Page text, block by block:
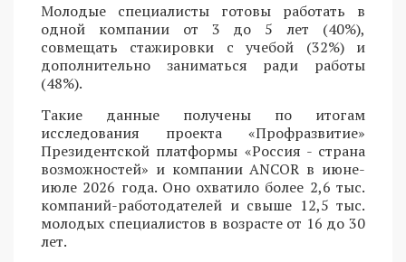
Молодые специалисты готовы работать в
одной компании от 3 до 5 лет (40%),
совмещать стажировки с учебой (32%) и
дополнительно заниматься ради работы
(48%).
Такие данные получены по итогам
исследования проекта «Профразвитие»
Президентской платформы «Россия - страна
возможностей» и компании ANCOR в июне-
июле 2026 года. Оно охватило более 2,6 тыс.
компаний-работодателей и свыше 12,5 тыс.
молодых специалистов в возрасте от 16 до 30
лет.